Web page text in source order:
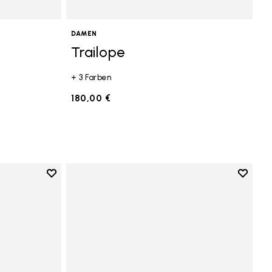
DAMEN
Trailope
+ 3 Farben
180,00 €
Add to wishlist
Add to